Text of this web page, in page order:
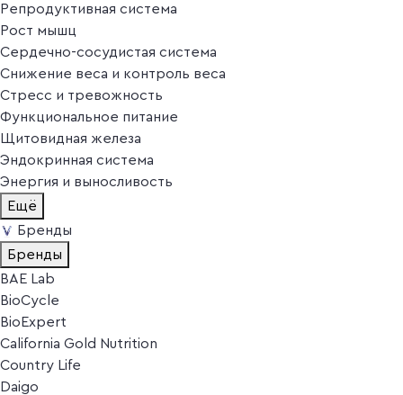
Репродуктивная система
Рост мышц
Сердечно-сосудистая система
Снижение веса и контроль веса
Стресс и тревожность
Функциональное питание
Щитовидная железа
Эндокринная система
Энергия и выносливость
Ещё
Бренды
Бренды
BAE Lab
BioCycle
BioExpert
California Gold Nutrition
Country Life
Daigo